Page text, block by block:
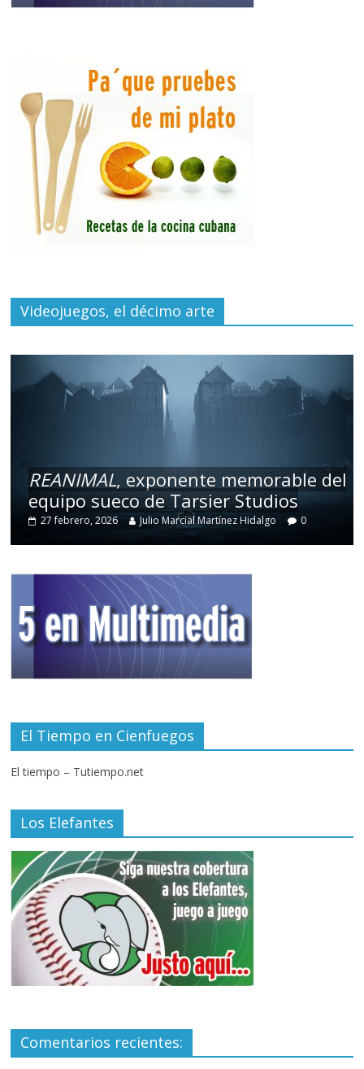
Videojuegos, el décimo arte
REANIMAL, exponente memorable del
equipo sueco de Tarsier Studios
27 febrero, 2026 Julio Marcial Martínez Hidalgo 0
El Tiempo en Cienfuegos
El tiempo – Tutiempo.net
Los Elefantes
Comentarios recientes: